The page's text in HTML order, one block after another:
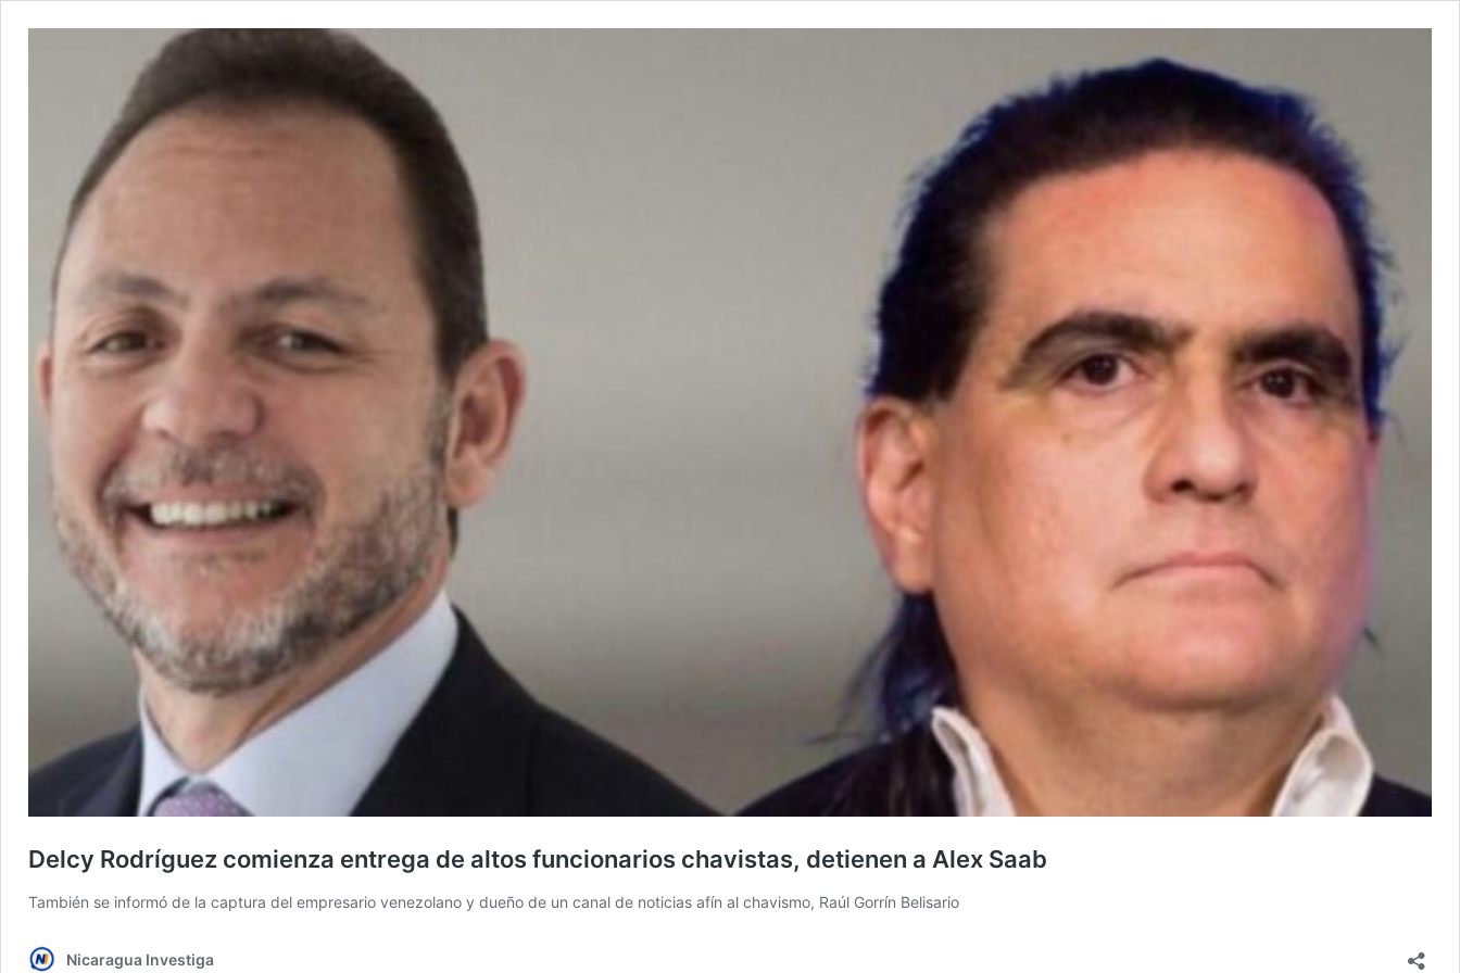
Delcy Rodríguez comienza entrega de altos funcionarios chavistas, detienen a Alex Saab
También se informó de la captura del empresario venezolano y dueño de un canal de noticias afín al chavismo, Raúl Gorrín Belisario
Nicaragua Investiga